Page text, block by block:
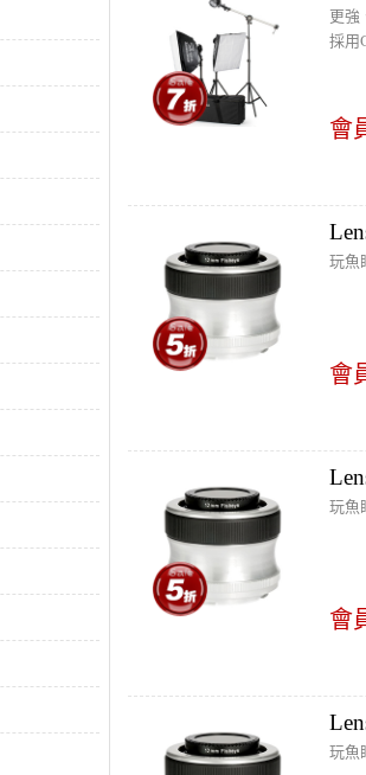
更強
採用
會
玩魚
會
玩魚
會
玩魚